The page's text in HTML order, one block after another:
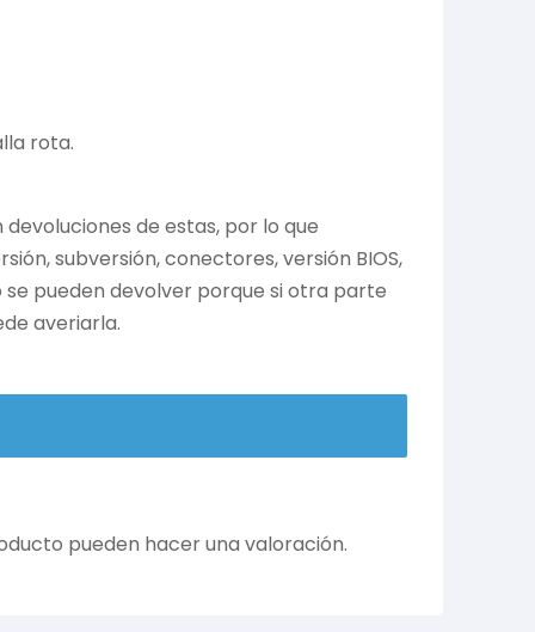
rota.
de estas, por lo que
subversión, conectores, versión BIOS,
pueden devolver porque si otra parte
averiarla.
pueden hacer una valoración.